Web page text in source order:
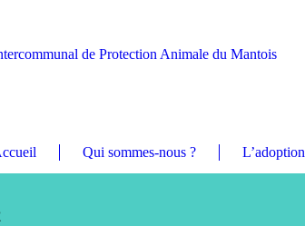
de Protection Animale du Mantois
Qui sommes-nous ? L’adoption